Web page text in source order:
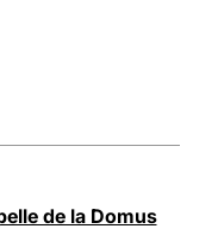
de la Domus